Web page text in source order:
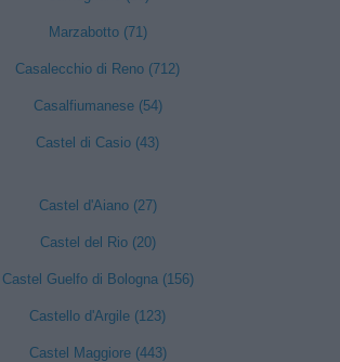
Marzabotto (71)
Casalecchio di Reno (712)
Casalfiumanese (54)
Castel di Casio (43)
Castel d'Aiano (27)
Castel del Rio (20)
Castel Guelfo di Bologna (156)
Castello d'Argile (123)
Castel Maggiore (443)